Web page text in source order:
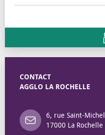
CONTACT
AGGLO LA ROCHELLE
6, rue Saint-Michel
17000 La Rochelle